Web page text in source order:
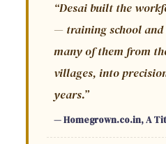
“Desai built the
— training school and
many of them from
villages, into
years.”
— Homegrown.co.in, A